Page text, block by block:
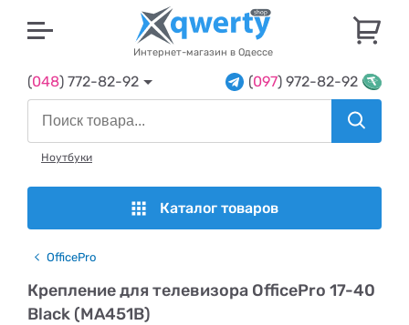
Интернет-магазин в Одессе
(048) 772-82-92 (097) 972-82-92
Ноутбуки
Каталог товаров
OfficePro
Крепление для телевизора OfficePro 17-40
Black (MA451B)